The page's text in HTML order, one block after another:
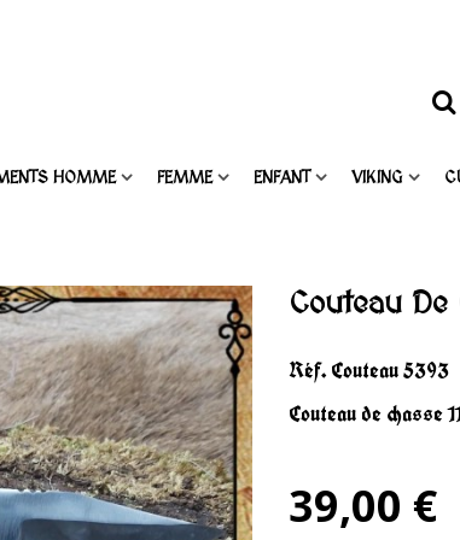
HOMME FEMME ENFANT VIKING
Couteau
Réf. Couteau 5393
Couteau de chasse
39,00 €